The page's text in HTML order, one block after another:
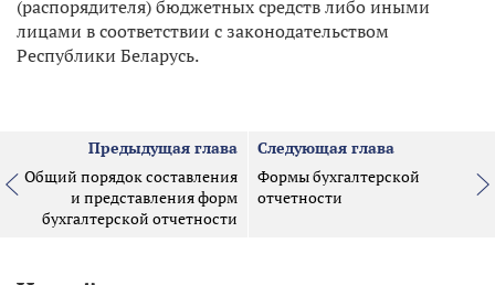
(распорядителя) бюджетных средств либо иными
лицами в соответствии с законодательством
Республики Беларусь.
Предыдущая глава
Общий порядок составления
и представления форм
бухгалтерской отчетности
Следующая глава
Формы бухгалтерской
отчетности